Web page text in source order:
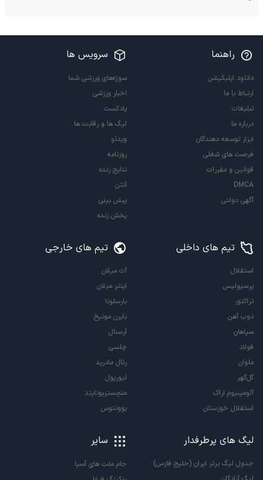
راهنما
دانلود اپلیکیشن
ارتباط با ما
تبلیغات
درباره ما
ابزار توسعه دهندگان
فرصت های شغلی
قوانین و مقررات
DMCA
آگهی دولتی
سرویس ها
سوژه‌های ورزشی شما
اخبار ورزشی
پادکست
لیگ ها و رقابت ها
ویدئو
روزنامه
نتایج زنده
آنتن
پیش بینی
پخش زنده
تیم های داخلی
استقلال
پرسپولیس
تراکتور
ذوب آهن
سپاهان
فولاد
ملوان
گل‌گهر
آلومینیوم اراک
استقلال خوزستان
تیم های خارجی
آث میلان
اینتر میلان
بارسلونا
بایرن مونیخ
آرسنال
چلسی
رئال مادرید
لیورپول
منچستریونایتد
یوونتوس
لیگ های پرطرفدار
جدول لیگ برتر ایران (خلیج فارس)
سایر
جام ملت های آسیا